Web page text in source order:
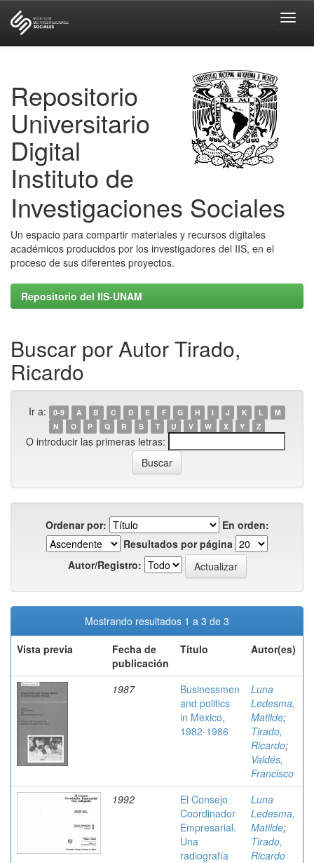
Repositorio
Universitario
Digital
Instituto de
Investigaciones Sociales
Un espacio para compartir materiales y recursos digitales
académicos producidos por los investigadores del IIS, en el
proceso de sus diferentes proyectos.
Repositorio del IIS-UNAM
Buscar por Autor Tirado,
Ricardo
Ir a: 0-9 A B C D E F G H I J K L
M
N
O P Q R S T U V W X Y Z
O introducir las primeras letras:
Ordenar por:
En orden:
Resultados por página
Autor/Registro:
Mostrando resultados 1 a 3 de 3
Vista previa
Fecha de
publicación
Título Autor(es)
1987
Businessmen
and politics
in Mexico,
1982-1986
Luna
Ledesma,
Matilde;
Tirado,
Ricardo;
Valdés,
Francisco
1992
El Consejo
Coordinador
Empresarial.
Una
radiografía
Luna
Ledesma,
Matilde;
Tirado,
Ricardo